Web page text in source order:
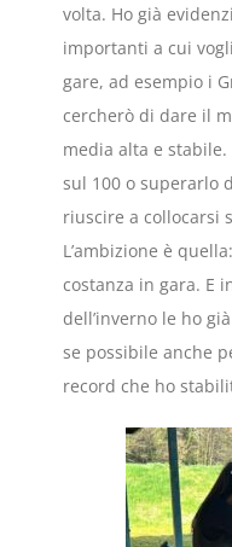
volta. Ho già
importanti a cui
gare, ad esempio i
cercherò di dare il
media alta e
sul 100 o superarlo
riuscire a collocarsi
L’ambizione è
costanza in gara. E
dell’inverno le ho
se possibile anche
record che ho